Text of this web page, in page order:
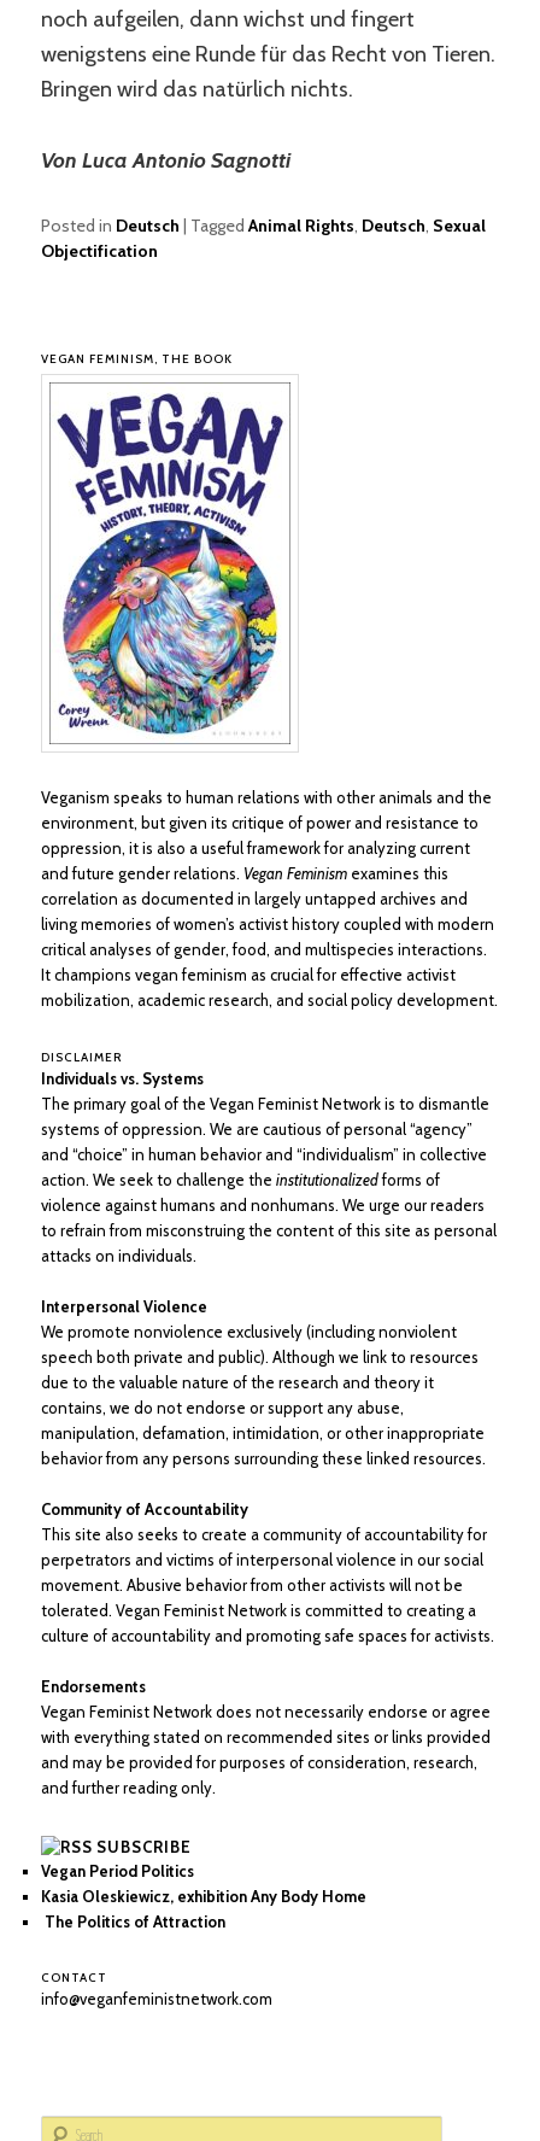
noch aufgeilen, dann wichst und fingert
wenigstens eine Runde für das Recht von Tieren.
Bringen wird das natürlich nichts.
Von Luca Antonio Sagnotti
Posted in Deutsch | Tagged Animal Rights, Deutsch, Sexual
Objectification
VEGAN FEMINISM, THE BOOK
Veganism speaks to human relations with other animals and the
environment, but given its critique of power and resistance to
oppression, it is also a useful framework for analyzing current
and future gender relations. Vegan Feminism examines this
correlation as documented in largely untapped archives and
living memories of women’s activist history coupled with modern
critical analyses of gender, food, and multispecies interactions.
It champions vegan feminism as crucial for effective activist
mobilization, academic research, and social policy development.
DISCLAIMER
Individuals vs. Systems
The primary goal of the Vegan Feminist Network is to dismantle
systems of oppression. We are cautious of personal “agency”
and “choice” in human behavior and “individualism” in collective
action. We seek to challenge theinstitutionalizedforms of
violence against humans and nonhumans. We urge our readers
to refrain from misconstruing the content of this site as personal
attacks on individuals.
Interpersonal Violence
We promote nonviolence exclusively (including nonviolent
speech both private and public). Although we link to resources
due to the valuable nature of the research and theory it
contains, we do not endorse or support any abuse,
manipulation, defamation, intimidation, or other inappropriate
behavior from any persons surrounding these linked resources.
Community of Accountability
This site also seeks to create a community of accountability for
perpetrators and victims of interpersonal violence in our social
movement. Abusive behavior from other activists will not be
tolerated. Vegan Feminist Network is committed to creating a
culture of accountability and promoting safe spaces for activists.
Endorsements
Vegan Feminist Network does not necessarily endorse or agree
with everything stated on recommended sites or links provided
and may be provided for purposes of consideration, research,
and further reading only.
SUBSCRIBE
Vegan Period Politics
Kasia Oleskiewicz, exhibition Any Body Home
The Politics of Attraction
CONTACT
info@veganfeministnetwork.com